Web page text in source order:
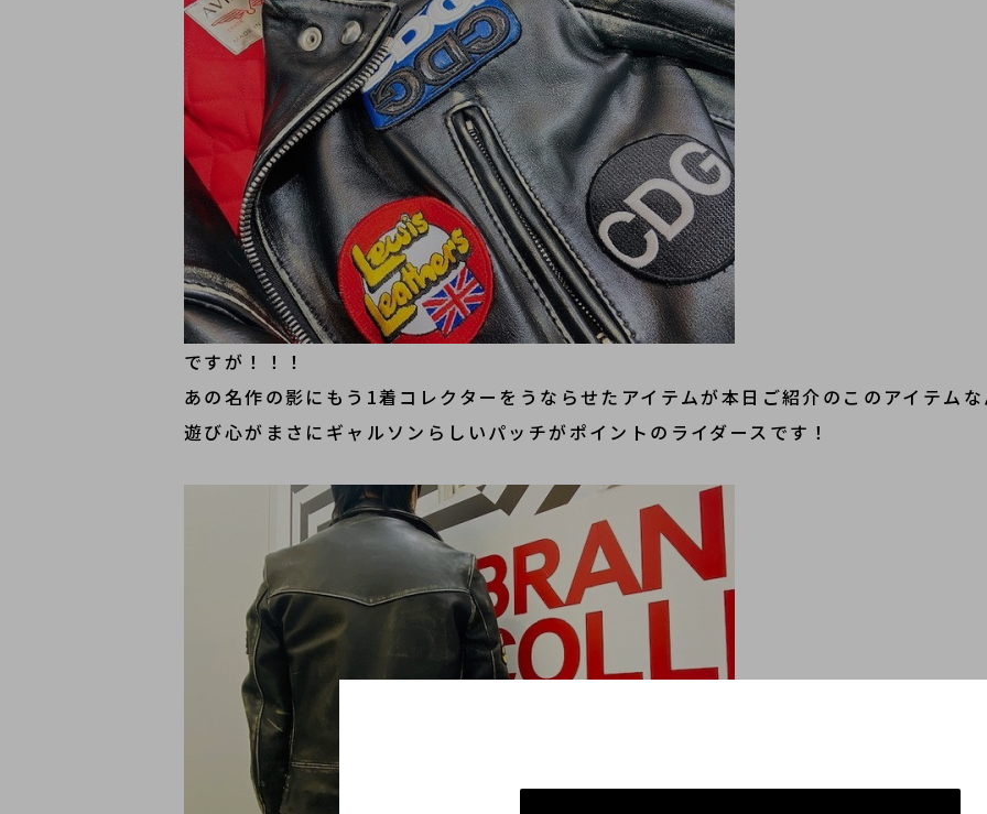
ですが！！！
あの名作の影にもう1着コレクターをうならせたアイテムが本日ご紹介のこのアイテム
遊び心がまさにギャルソンらしいパッチがポイントのライダースです！